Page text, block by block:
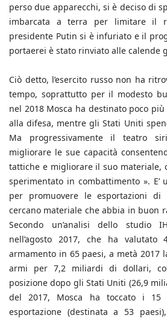
perso due apparecchi, si è deciso di
imbarcata a terra per limitare il
presidente Putin si è infuriato e il
portaerei è stato rinviato alle calende
Ciò detto, l’esercito russo non ha
tempo, soprattutto per il modesto
nel 2018 Mosca ha destinato poco
alla difesa, mentre gli Stati Uniti
Ma progressivamente il teatro
migliorare le sue capacità
tattiche e migliorare il suo materiale,
sperimentato in combattimento ».
per promuovere le esportazioni
cercano materiale che abbia in buon
Secondo un’analisi dello studio
nell’agosto 2017, che ha
armamento in 65 paesi, a metà 2017
armi per 7,2 miliardi di dollari,
posizione dopo gli Stati Uniti (26,9
del 2017, Mosca ha toccato i
esportazione (destinata a 53